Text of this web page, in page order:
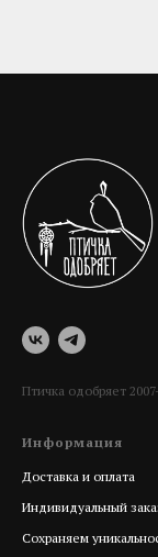
Птичка одобряет
Информация
Доставка и оплата
Индивидуальный
Сохраняем